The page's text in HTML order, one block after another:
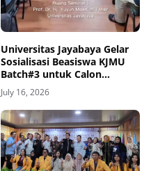
Universitas Jayabaya Gelar
Sosialisasi Beasiswa KJMU
Batch#3 untuk Calon
Mahasiswa Baru
July 16, 2026